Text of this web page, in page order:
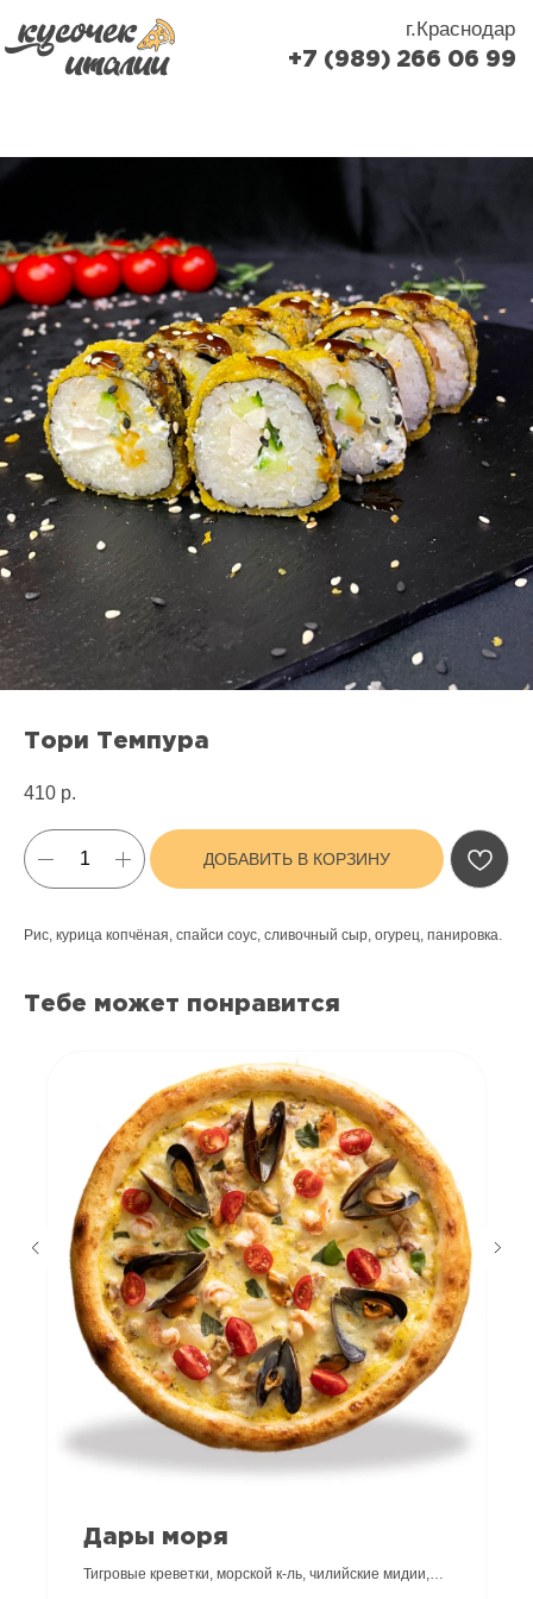
Тори Темпура
410 р.
ДОБАВИТЬ В КОРЗИНУ
Рис, курица копчёная, спайси соус, сливочный сыр, огурец, панировка.
Тебе может понравится
Дары моря
Тигровые креветки, морской к-ль, чилийские мидии,
+7 (989) 266 06 99
Мы открыты с 11.00 до 23.00